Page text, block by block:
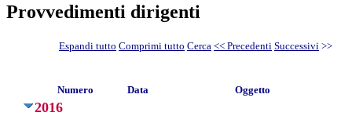
Provvedimenti dirigenti
Espandi tutto Comprimi tutto Cerca << Precedenti Successivi >>
Numero Data Oggetto
2016